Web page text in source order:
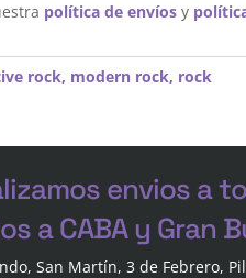
política de envíos y
rock, modern rock, rock
envios a
a CABA y Gran
San Martín, 3 de